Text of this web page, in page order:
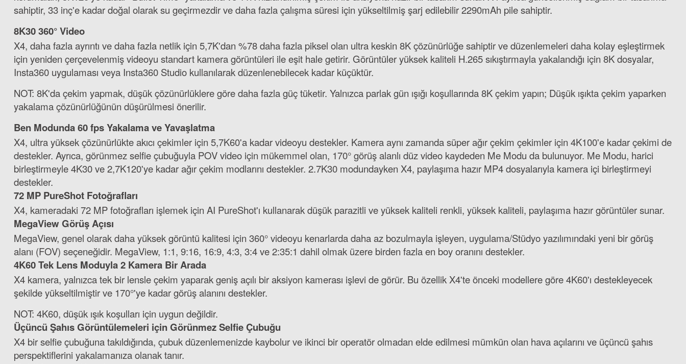
2.099,00 TL
sahiptir, 33 inç'e kadar doğal olarak su geçirmezdir ve daha fazla çalışma süresi için yükseltilmiş şarj edilebilir 2290mAh pile sahiptir.
8K30 360° Video
X4, daha fazla ayrıntı ve daha fazla netlik için 5,7K'dan %78 daha fazla piksel olan ultra keskin 8K çözünürlüğe sahiptir ve düzenlemeleri daha kolay eşleştirmek
için yeniden çerçevelenmiş videoyu standart kamera görüntüleri ile eşit hale getirir. Görüntüler yüksek kaliteli H.265 sıkıştırmayla yakalandığı için 8K dosyalar,
Insta360 uygulaması veya Insta360 Studio kullanılarak düzenlenebilecek kadar küçüktür.
NOT: 8K'da çekim yapmak, düşük çözünürlüklere göre daha fazla güç tüketir. Yalnızca parlak gün ışığı koşullarında 8K çekim yapın; Düşük ışıkta çekim yaparken
yakalama çözünürlüğünün düşürülmesi önerilir.
Ben Modunda 60 fps Yakalama ve Yavaşlatma
X4, ultra yüksek çözünürlükte akıcı çekimler için 5,7K60'a kadar videoyu destekler. Kamera aynı zamanda süper ağır çekim çekimler için 4K100'e kadar çekimi de
destekler. Ayrıca, görünmez selfie çubuğuyla POV video için mükemmel olan, 170° görüş alanlı düz video kaydeden Me Modu da bulunuyor. Me Modu, harici
birleştirmeyle 4K30 ve 2,7K120'ye kadar ağır çekim modlarını destekler. 2.7K30 modundayken X4, paylaşıma hazır MP4 dosyalarıyla kamera içi birleştirmeyi
destekler.
72 MP PureShot Fotoğrafları
X4, kameradaki 72 MP fotoğrafları işlemek için AI PureShot'ı kullanarak düşük parazitli ve yüksek kaliteli renkli, yüksek kaliteli, paylaşıma hazır görüntüler sunar.
MegaView Görüş Açısı
MegaView, genel olarak daha yüksek görüntü kalitesi için 360° videoyu kenarlarda daha az bozulmayla işleyen, uygulama/Stüdyo yazılımındaki yeni bir görüş
alanı (FOV) seçeneğidir. MegaView, 1:1, 9:16, 16:9, 4:3, 3:4 ve 2:35:1 dahil olmak üzere birden fazla en boy oranını destekler.
4K60 Tek Lens Moduyla 2 Kamera Bir Arada
X4 kamera, yalnızca tek bir lensle çekim yaparak geniş açılı bir aksiyon kamerası işlevi de görür. Bu özellik X4'te önceki modellere göre 4K60'ı destekleyecek
şekilde yükseltilmiştir ve 170°'ye kadar görüş alanını destekler.
NOT: 4K60, düşük ışık koşulları için uygun değildir.
Üçüncü Şahıs Görüntülemeleri için Görünmez Selfie Çubuğu
X4 bir selfie çubuğuna takıldığında, çubuk düzenlemenizde kaybolur ve ikinci bir operatör olmadan elde edilmesi mümkün olan hava açılarını ve üçüncü şahıs
perspektiflerini yakalamanıza olanak tanır.